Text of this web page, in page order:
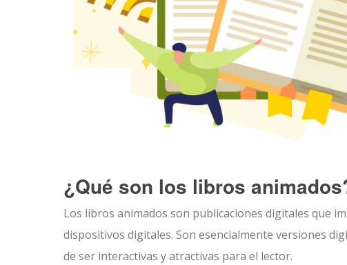
¿Qué son los libros
Los libros animados son publicaciones digitales que
dispositivos digitales. Son esencialmente versiones
de ser interactivas y atractivas para el lector.